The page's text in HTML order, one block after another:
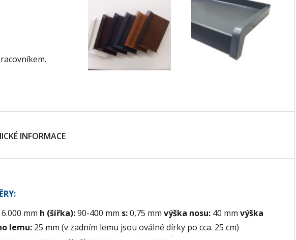
INFORMACE
6.000 mm h (šířka):90-400 mm s:0,75 mm výška nosu: 40 mm výška
lemu: 25 mm (v zadním lemu jsou oválné dírky po cca. 25 cm)